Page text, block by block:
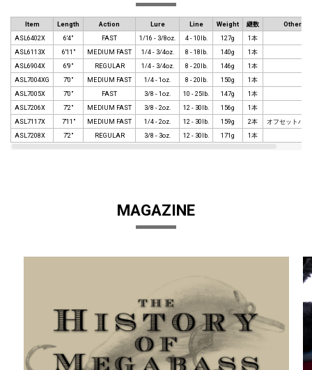
Item Length Action Lure Line Weight 継数
Other.1
ASL6402X
6'4" FAST 1/16 - 3/8oz. 4 - 10lb. 127g
1本
ASL6113X
6'11" MEDIUM FAST 1/4 - 3/4oz. 8 - 18lb. 140g
1本
ASL6904X
6'9" REGULAR 1/4 - 3/4oz. 8 - 20lb. 146g
1本
ASL7004XG
7'0" MEDIUM FAST 1/4 - 1oz. 8 - 20lb. 150g
1本
ASL7005X
7'0" FAST 3/8 - 1oz. 10 - 25lb. 147g
1本
ASL7206X
7'2" MEDIUM FAST 3/8 - 2oz. 12 - 30lb. 156g
1本
ASL7117X
7'11" MEDIUM FAST 1/4 - 2oz. 12 - 30lb. 159g 2本
オフセットハン
ASL7208X
7'2" REGULAR 3/8 - 3oz. 12 - 30lb. 171g 1本
MAGAZINE